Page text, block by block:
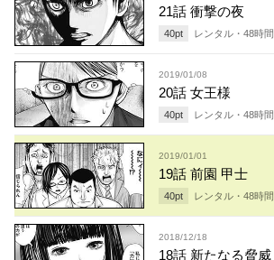
21話 衝撃の夜
40pt レンタル・ 48時間
2019/01/08
20話 女王様
40pt レンタル・ 48時間
2019/01/01
19話 前園 甲士
40pt レンタル・ 48時間
2018/12/18
18話 新たなる脅威